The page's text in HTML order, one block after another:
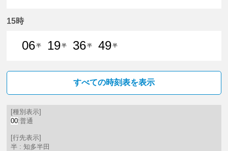
15時
06半
19半
36半
49半
すべての時刻表を表示
[種別表示]
00:普通
[行先表示]
半 : 知多半田